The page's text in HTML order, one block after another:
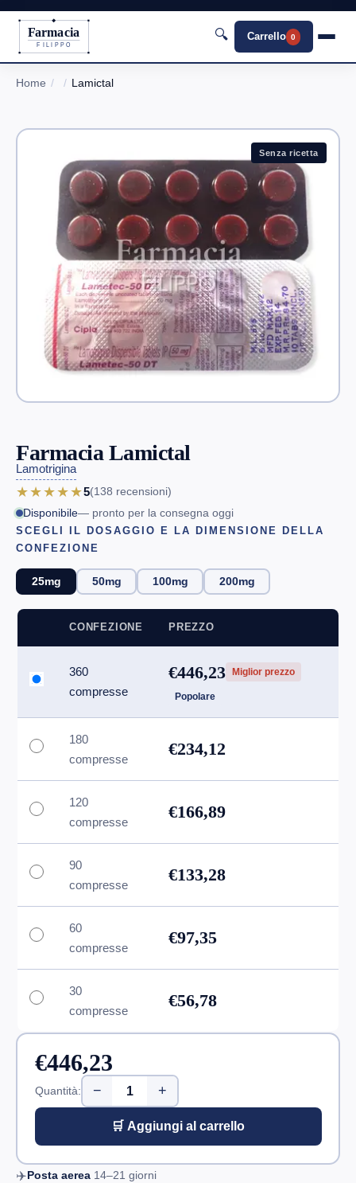
Farmacia
FILIPPO
🔍 Carrello 0
Home Lamictal
Senza ricetta
Farmacia Lamictal
Lamotrigina
★★★★★5(138 recensioni)
Disponibile— pronto per la consegna oggi
SCEGLI IL DOSAGGIO E LA DIMENSIONE DELLA
CONFEZIONE
25mg 50mg 100mg 200mg
CONFEZIONE PREZZO
360
compresse
€446,23 Miglior prezzo
Popolare
180
compresse
€234,12
120
compresse
€166,89
90
compresse
€133,28
60
compresse
€97,35
30
compresse
€56,78
€446,23
Quantità: − +
🛒 Aggiungi al carrello
✈️Posta aerea 14–21 giorni